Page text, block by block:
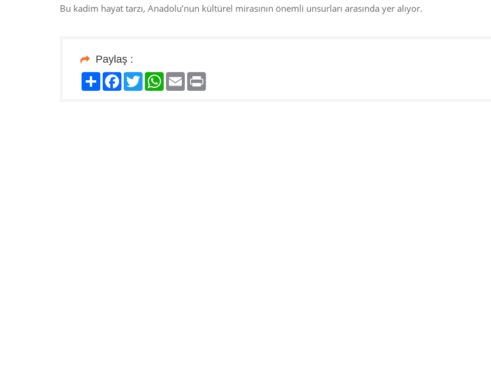
Bu kadim hayat tarzı, Anadolu’nun kültürel mirasının önemli unsurları arasında yer alıyor.
Paylaş :
PaylaşFacebook
TwitterWhatsApp
Email